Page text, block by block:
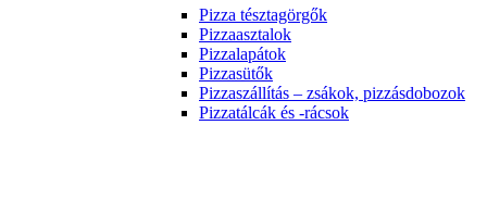
Pizza tésztagörgők
Pizzaasztalok
Pizzalapátok
Pizzasütők
Pizzaszállítás – zsákok, pizzásdobozok
Pizzatálcák és -rácsok